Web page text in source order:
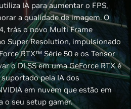
IA para aumentar o FPS,
a qualidade de imagem. O
trás o novo Multi Frame
Super Resolution, impulsionado
RTX™ Série 50 e os Tensor
o DLSS em uma GeForce RTX é
pela IA dos
em nuvem que estão em
o seu setup gamer.